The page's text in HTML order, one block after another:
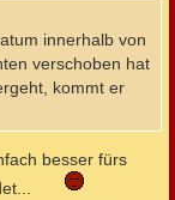
innerhalb von
verschoben hat
kommt er
besser fürs